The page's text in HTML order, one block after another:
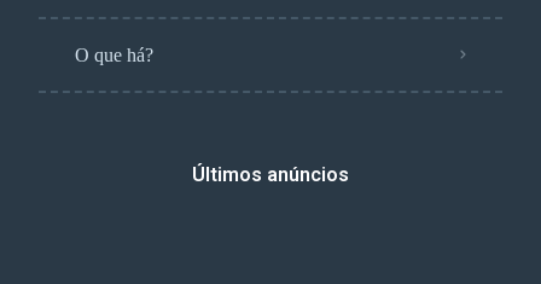
O que há?
Últimos anúncios